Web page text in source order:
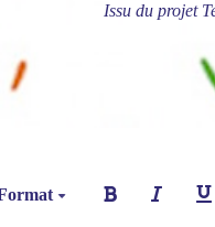
Issu du projet